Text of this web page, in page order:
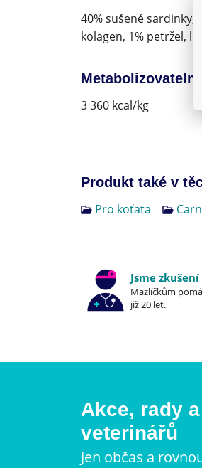
40% sušené sardinky,
kolagen, 1% petržel,
3 360 kcal/kg
Produkt také v
Pro koťata
Jsme
Mazlíčkům
již 20 let.
Akce, rady
veterinářů
Jen občas a